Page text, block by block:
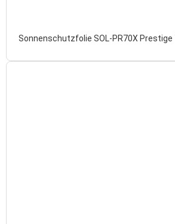
Sonnenschutzfolie SOL-PR70X Prestige